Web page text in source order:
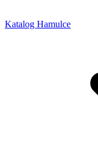
Katalog Hamulce